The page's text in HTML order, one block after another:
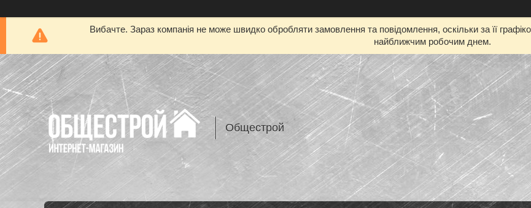
Вибачте. Зараз компанія не може швидко обробляти замовлення та повідомлення, оскільки за її
найближчим робочим днем.
Общестрой